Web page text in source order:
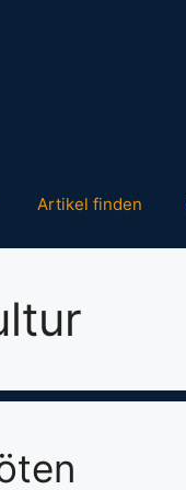
Artikel finden